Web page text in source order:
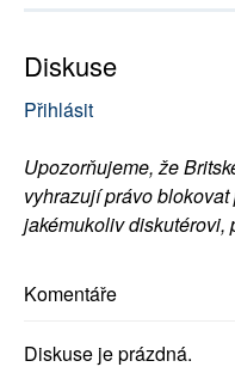
Diskuse
Přihlásit
Upozorňujeme, že
vyhrazují právo
jakémukoliv diskutérovi,
Komentáře
Diskuse je prázdná.